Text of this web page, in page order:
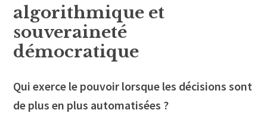
algorithmique et
souveraineté
démocratique
Qui exerce le pouvoir lorsque les décisions sont
de plus en plus automatisées ?